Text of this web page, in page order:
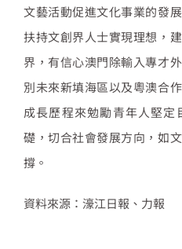
文藝活動促進文化事業的發
扶持文創界人士實現理想，
界，有信心澳門除輸入專才
別未來新填海區以及粵澳合
成長歷程來勉勵青年人堅
礎，切合社會發展方向，如
撐。
資料來源：濠江日報、力報